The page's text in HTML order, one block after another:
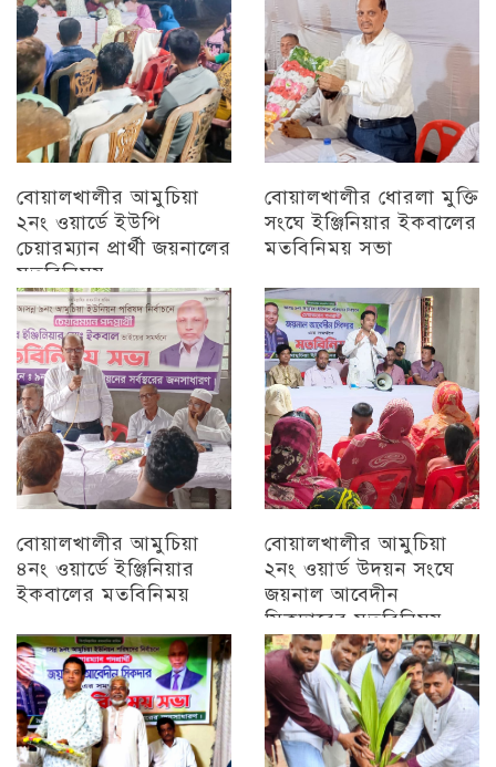
বোয়ালখালীর আমুচিয়া
২নং ওয়ার্ডে ইউপি
চেয়ারম্যান প্রার্থী জয়নালের
মতবিনিময়
চট্টগ্রাম
বোয়ালখালীর ধোরলা মুক্তি
সংঘে ইঞ্জিনিয়ার ইকবালের
মতবিনিময় সভা
বোয়ালখালীর আমুচিয়া
৪নং ওয়ার্ডে ইঞ্জিনিয়ার
ইকবালের মতবিনিময়
বোয়ালখালীর আমুচিয়া
২নং ওয়ার্ড উদয়ন সংঘে
জয়নাল আবেদীন
সিকদারের মতবিনিময়
অন্যান্য